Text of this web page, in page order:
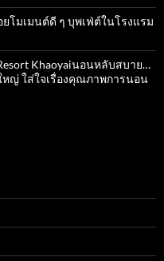
โมเมนต์ดี ๆ บุพเฟ่ต์ในโรงแรม
Khaoyaiนอนหลับสบาย…
ญ่ ใส่ใจเรื่องคุณภาพการนอน